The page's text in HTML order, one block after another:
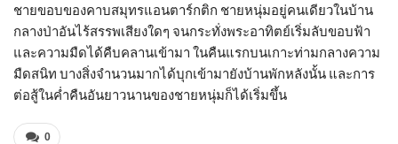
ชายขอบของคาบสมุทรแอนตาร์กติก ชายหนุ่มอยู่คนเดียวในบ้าน
กลางป่าอันไร้สรรพเสียงใดๆ จนกระทั่งพระอาทิตย์เริ่มลับขอบฟ้า
และความมืดได้คืบคลานเข้ามา ในคืนแรกบนเกาะท่ามกลางความ
มืดสนิท บางสิ่งจำนวนมากได้บุกเข้ามายังบ้านพักหลังนั้น และการ
ต่อสู้ในค่ำคืนอันยาวนานของชายหนุ่มก็ได้เริ่มขึ้น
0